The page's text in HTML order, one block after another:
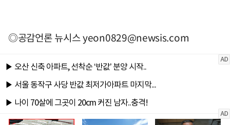
◎공감언론 뉴시스yeon0829@newsis.com